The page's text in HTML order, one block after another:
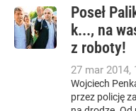
Poseł
k..., na
z roboty!
27 mar 2014,
Wojciech
przez policję